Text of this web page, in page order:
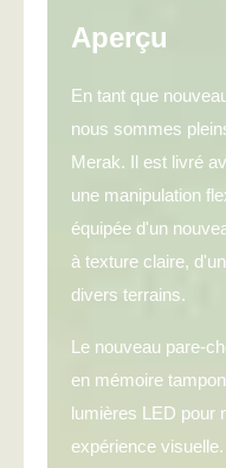
Aperçu
En tant que
nous sommes
Merak. Il est livré
une manipulation
équipée d'un
à texture claire,
divers terrains.
Le nouveau pare-
en mémoire
lumières LED pour
expérience